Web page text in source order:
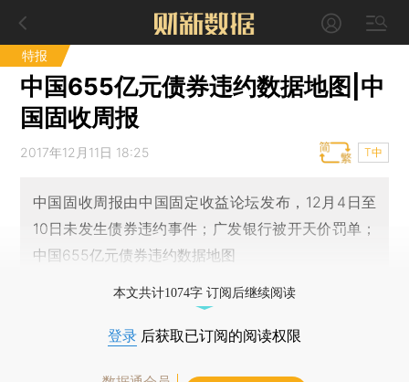
特报
中国655亿元债券违约数据地图|中
国固收周报
2017年12月11日 18:25 T中
中国固收周报由中国固定收益论坛发布，12月4日至
10日未发生债券违约事件；广发银行被开天价罚单；
中国655亿元债券违约数据地图
本文共计1074字 订阅后继续阅读
登录 后获取已订阅的阅读权限